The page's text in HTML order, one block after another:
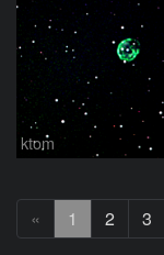
ktom
« 1 2 3